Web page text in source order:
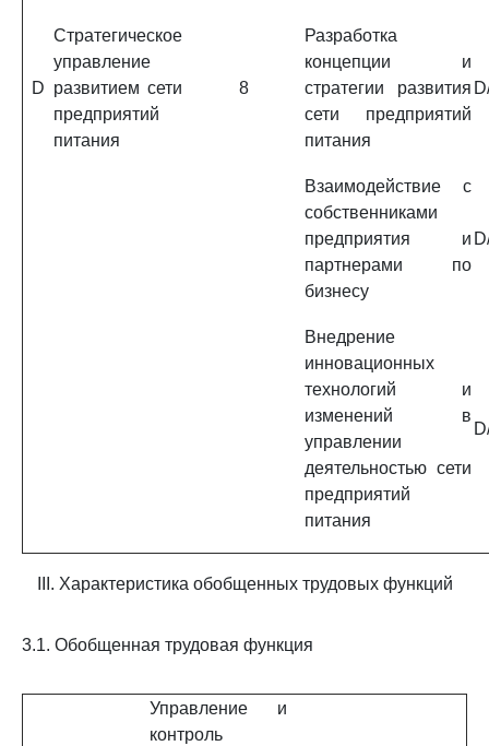
D
Стратегическое
управление
развитием сети
предприятий
питания
8
Разработка
концепции и
стратегии развития
сети предприятий
питания
Взаимодействие с
собственниками
предприятия и
партнерами по
бизнесу
Внедрение
инновационных
технологий и
изменений в
управлении
деятельностью сети
предприятий
питания
III. Характеристика обобщенных трудовых функций
3.1. Обобщенная трудовая функция
Управление и
контроль